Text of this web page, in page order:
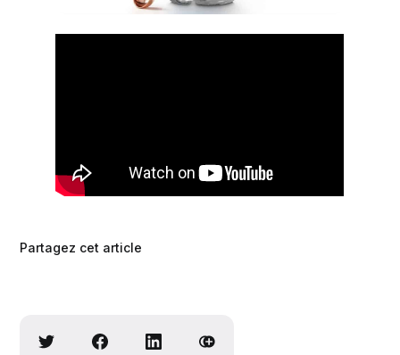
Partagez cet article